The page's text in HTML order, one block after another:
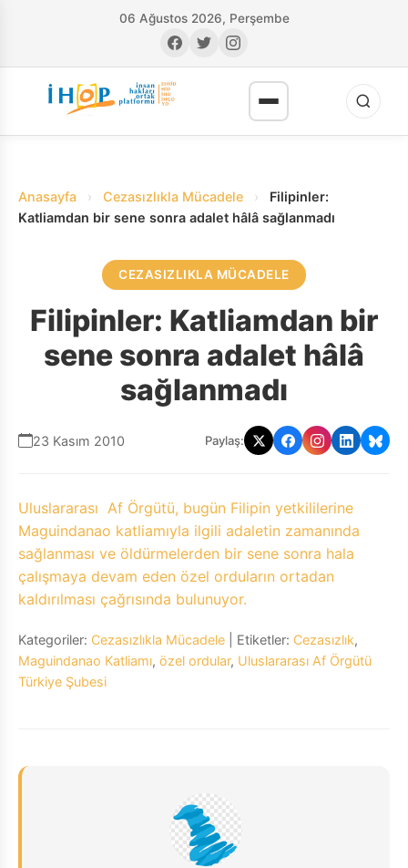
06 Ağustos 2026, Perşembe
Anasayfa › Cezasızlıkla Mücadele ›
Filipinler:
Katliamdan bir sene sonra adalet hâlâ sağlanmadı
CEZASIZLIKLA MÜCADELE
Filipinler: Katliamdan bir
sene sonra adalet hâlâ
sağlanmadı
23 Kasım 2010 Paylaş:
Uluslararası Af Örgütü, bugün Filipin yetkililerine
Maguindanao katliamıyla ilgili adaletin zamanında
sağlanması ve öldürmelerden bir sene sonra hala
çalışmaya devam eden özel orduların ortadan
kaldırılması çağrısında bulunuyor.
Kategoriler: Cezasızlıkla Mücadele | Etiketler: Cezasızlık,
Maguindanao Katliamı, özel ordular, Uluslararası Af Örgütü
Türkiye Şubesi